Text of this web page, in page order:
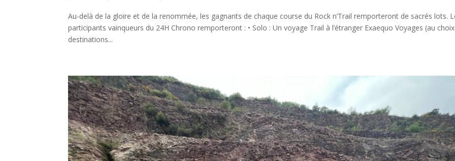
Au-delà de la gloire et de la renommée, les gagnants de chaque course du Rock n’Trail remporteront de sacrés lots.
participants vainqueurs du 24H Chrono remporteront : • Solo : Un voyage Trail à l’étranger Exaequo Voyages (au
destinations...